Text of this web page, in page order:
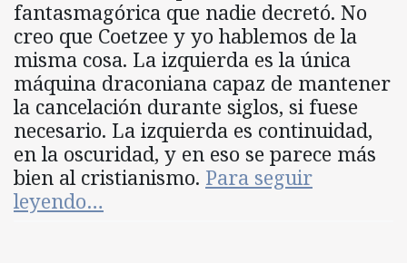
fantasmagórica que nadie decretó. No
creo que Coetzee y yo hablemos de la
misma cosa. La izquierda es la única
máquina draconiana capaz de mantener
la cancelación durante siglos, si fuese
necesario. La izquierda es continuidad,
en la oscuridad, y en eso se parece más
bien al cristianismo. Para seguir
leyendo…